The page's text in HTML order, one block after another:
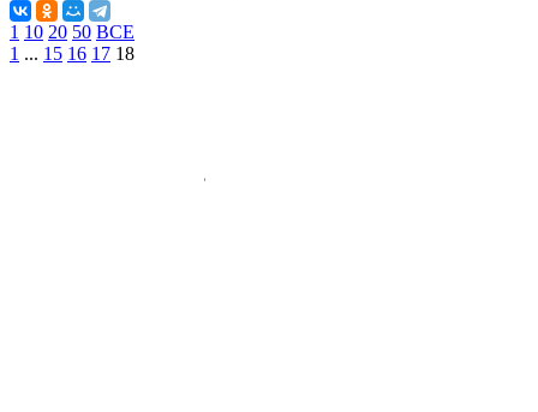
1 10 20 50 ВСЕ
1 ... 15 16 17 18